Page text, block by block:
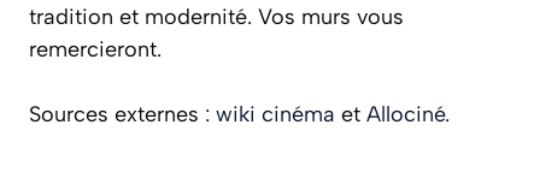
tradition et modernité. Vos murs vous
remercieront.
Sources externes : wiki cinéma et Allociné.